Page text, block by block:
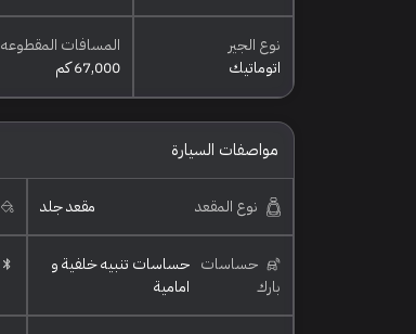
نوع الجير
اتوماتيك
المسافات المقطوعه
67,000 كم
مواصفات السيارة
نوع المقعد مقعد جلد
حساسات
بارك
حساسات تنبيه خلفية و
امامية